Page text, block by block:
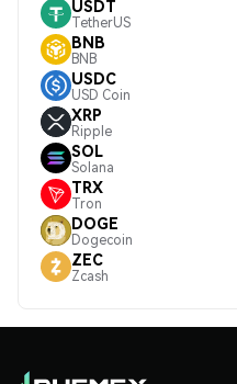
USDT
TetherUS
BNB
BNB
USDC
USD Coin
XRP
Ripple
SOL
Solana
TRX
Tron
DOGE
Dogecoin
ZEC
Zcash